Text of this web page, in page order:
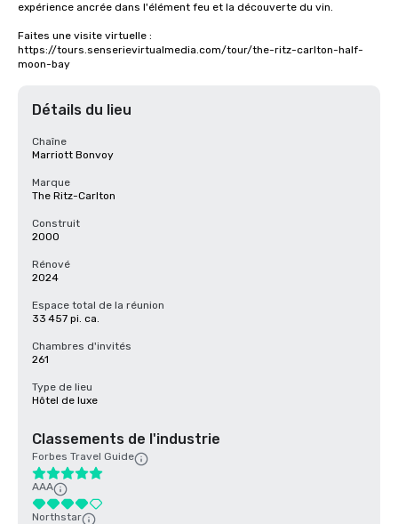
expérience ancrée dans l'élément feu et la découverte du vin.
Faites une visite virtuelle :
https://tours.senserievirtualmedia.com/tour/the-ritz-carlton-half-
moon-bay
Détails du lieu
Chaîne
Marriott Bonvoy
Marque
The Ritz-Carlton
Construit
2000
Rénové
2024
Espace total de la réunion
33 457 pi. ca.
Chambres d'invités
261
Type de lieu
Hôtel de luxe
Classements de l'industrie
Forbes Travel Guide
AAA
Northstar